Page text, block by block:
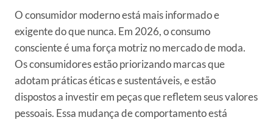
O consumidor moderno está mais informado e
exigente do que nunca. Em 2026, o consumo
consciente é uma força motriz no mercado de moda.
Os consumidores estão priorizando marcas que
adotam práticas éticas e sustentáveis, e estão
dispostos a investir em peças que refletem seus valores
pessoais. Essa mudança de comportamento está